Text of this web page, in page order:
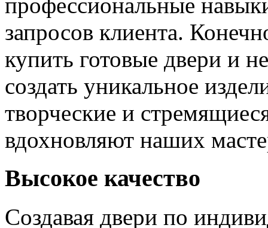
запросов клиента.
купить готовые двери и
создать уникальное
творческие и
вдохновляют наших
Высокое качество
Создавая двери по